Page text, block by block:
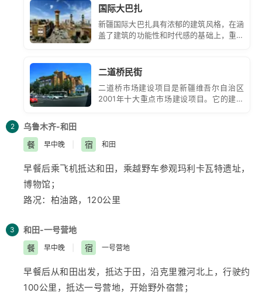
国际大巴扎
新疆国际大巴扎具有浓郁的建筑风格，在涵
盖了建筑的功能性和时代感的基础上，重现
二道桥民街
二道桥市场建设项目是新疆维吾尔自治区
2001年十大重点市场建设项目。它的建成
2
乌鲁木齐-和田
餐
早中晚 宿 和田
早餐后乘飞机抵达和田，乘越野车参观玛利卡瓦特遗址，
博物馆；
路况：柏油路，120公里
3
和田-一号营地
餐
早中晚 宿 一号营地
早餐后从和田出发，抵达于田，沿克里雅河北 上，行驶约
100公里，抵达一号营地，开始野外宿营；